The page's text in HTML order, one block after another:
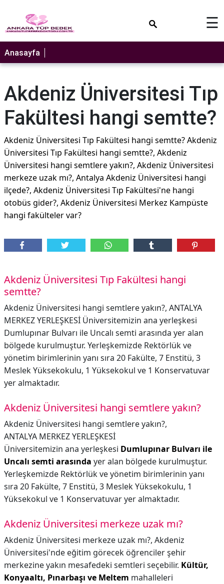
☰
Anasayfa
Akdeniz Üniversitesi Tıp
Fakültesi hangi semtte?
Akdeniz Üniversitesi Tıp Fakültesi hangi semtte? Akdeniz
Üniversitesi Tıp Fakültesi hangi semtte?, Akdeniz
Üniversitesi hangi semtlere yakın?, Akdeniz Üniversitesi
merkeze uzak mı?, Antalya Akdeniz Üniversitesi hangi
ilçede?, Akdeniz Üniversitesi Tıp Fakültesi'ne hangi
otobüs gider?, Akdeniz Üniversitesi Merkez Kampüste
hangi fakülteler var?
Akdeniz Üniversitesi Tıp Fakültesi hangi
semtte?
Akdeniz Üniversitesi hangi semtlere yakın?, ANTALYA
MERKEZ YERLEŞKESİ Üniversitemizin ana yerleşkesi
Dumlupınar Bulvarı ile Uncalı semti arasında yer alan
bölgede kurulmuştur. Yerleşkemizde Rektörlük ve
yönetim birimlerinin yanı sıra 20 Fakülte, 7 Enstitü, 3
Meslek Yüksekokulu, 1 Yüksekokul ve 1 Konservatuvar
yer almaktadır.
Akdeniz Üniversitesi hangi semtlere yakın?
Akdeniz Üniversitesi hangi semtlere yakın?,
ANTALYA MERKEZ YERLEŞKESİ
Üniversitemizin ana yerleşkesi Dumlupınar Bulvarı ile
Uncalı semti arasında yer alan bölgede kurulmuştur.
Yerleşkemizde Rektörlük ve yönetim birimlerinin yanı
sıra 20 Fakülte, 7 Enstitü, 3 Meslek Yüksekokulu, 1
Yüksekokul ve 1 Konservatuvar yer almaktadır.
Akdeniz Üniversitesi merkeze uzak mı?
Akdeniz Üniversitesi merkeze uzak mı?, Akdeniz
Üniversitesi'nde eğitim görecek öğrenciler şehir
merkezine yakın mesafedeki semtleri seçebilir. Kültür,
Konyaaltı, Pınarbaşı ve Meltem mahalleleri